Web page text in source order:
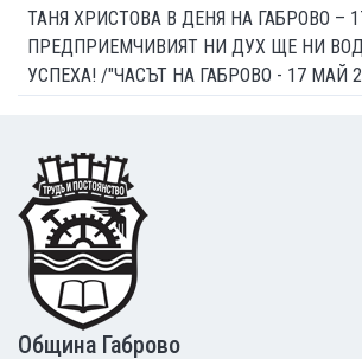
ТАНЯ ХРИСТОВА В ДЕНЯ НА ГАБРОВО –
ПРЕДПРИЕМЧИВИЯТ НИ ДУХ ЩЕ НИ
УСПЕХА! /"ЧАСЪТ НА ГАБРОВО - 17 МАЙ
Footer
Община Габрово